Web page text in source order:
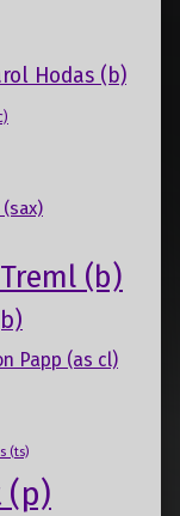
Hodas (b)
(b)
Papp (as cl)
(ts)
(p)